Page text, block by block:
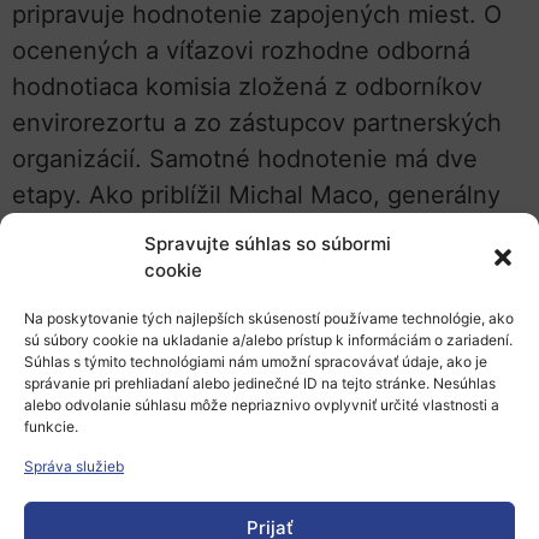
Spravujte súhlas so súbormi
cookie
Na poskytovanie tých najlepších skúseností používame technológie, ako
sú súbory cookie na ukladanie a/alebo prístup k informáciám o zariadení.
Súhlas s týmito technológiami nám umožní spracovávať údaje, ako je
správanie pri prehliadaní alebo jedinečné ID na tejto stránke. Nesúhlas
alebo odvolanie súhlasu môže nepriaznivo ovplyvniť určité vlastnosti a
funkcie.
Správa služieb
Prijať
pripravuje hodnotenie zapojených miest. O
ocenených a víťazovi rozhodne odborná
hodnotiaca komisia zložená z odborníkov
envirorezortu a zo zástupcov partnerských
organizácií. Samotné hodnotenie má dve
etapy. Ako priblížil Michal Maco, generálny
riaditeľ Slovenskej agentúry životného
prostredia, ktorá je hlavným organizátorom
hodnotenia, kedy sa na základe doručených
prihlášok určia ocenenia v jednotlivých
súťažných oblastiach. Koncom mesiaca sa
prezentácie aj samotné mestá, a na základe
toho komisia určí víťaza. Zároveň bude môcť